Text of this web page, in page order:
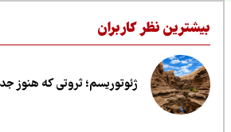
نظر کاربران
ژئوتوریسم؛ ثروتی که هنوز جدی